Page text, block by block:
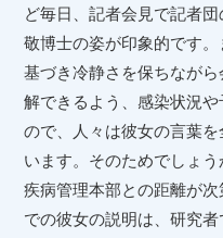
ど毎日、記者会見で記者
敬博士の姿が印象的です
基づき冷静さを保ちなが
解できるよう、感染状況
ので、人々は彼女の言葉
います。そのためでしょ
疾病管理本部との距離が
での彼女の説明は、研究